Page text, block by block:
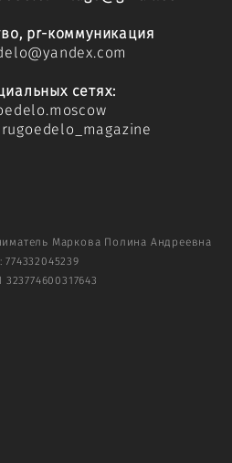
pr-коммуникация
сетях:
Маркова Полина Андреевна
774332045239